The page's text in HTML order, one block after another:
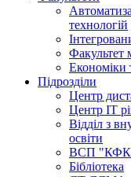
технологій
Факультет
Економіки
Підрозділи
Центр
Центр ІТ
Відділ з
освіти
ВСП
Бібліотека